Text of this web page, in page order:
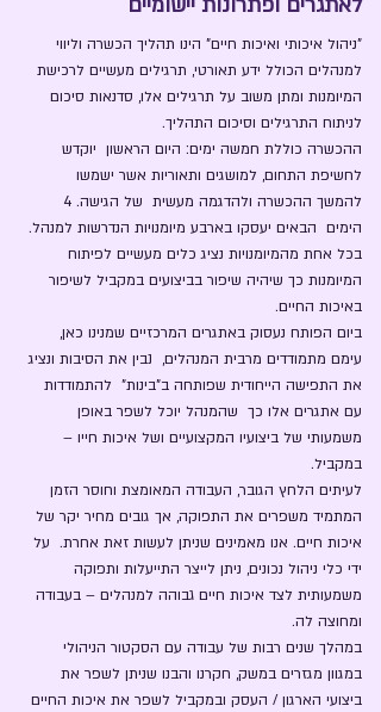
"ניהול איכותי ואיכות חיים" הינו תהליך הכשרה וליווי
למנהלים הכולל ידע תאורטי, תרגילים מעשיים לרכישת
המיומנות ומתן משוב על תרגילים אלו, סדנאות סיכום
לניתוח התרגילים וסיכום התהליך.
ההכשרה כוללת חמשה ימים: היום הראשון יוקדש
לחשיפת התחום, למושגים ותאוריות אשר ישמשו
להמשך ההכשרה ולהדגמה מעשית של הגישה. 4
הימים הבאים יעסקו בארבע מיומנויות הנדרשות למנהל.
בכל אחת מהמיומנויות נציג כלים מעשיים לפיתוח
המיומנות כך שיהיה שיפור בביצועים במקביל לשיפור
באיכות החיים.
ביום הפותח נעסוק באתגרים המרכזיים שמנינו כאן,
עימם מתמודדים מרבית המנהלים, נבין את הסיבות ונציג
את התפישה הייחודית שפותחה ב"בינות" להתמודדות
עם אתגרים אלו כך שהמנהל יוכל לשפר באופן
משמעותי של ביצועיו המקצועיים ושל איכות חייו –
במקביל.
לעיתים הלחץ הגובר, העבודה המאומצת וחוסר הזמן
המתמיד משפרים את התפוקה, אך גובים מחיר יקר של
איכות חיים. אנו מאמינים שניתן לעשות זאת אחרת. על
ידי כלי ניהול נכונים, ניתן לייצר התייעלות ותפוקה
משמעותית לצד איכות חיים גבוהה למנהלים – בעבודה
ומחוצה לה.
במהלך שנים רבות של עבודה עם הסקטור הניהולי
במגוון מגזרים במשק, חקרנו והבנו שניתן לשפר את
ביצועי הארגון / העסק ובמקביל לשפר את איכות החיים